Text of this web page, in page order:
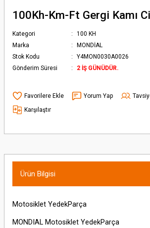
100Kh-Km-Ft Gergi Kamı
Kategori
100 KH
Marka
MONDİAL
Stok Kodu
Y4MON0030A0026
Gönderim Süresi
2 İŞ GÜNÜDÜR.
Yorum Yap
Karşılaştır
Ürün Bilgisi
Motosiklet YedekParça
MONDIAL Motosiklet YedekParça